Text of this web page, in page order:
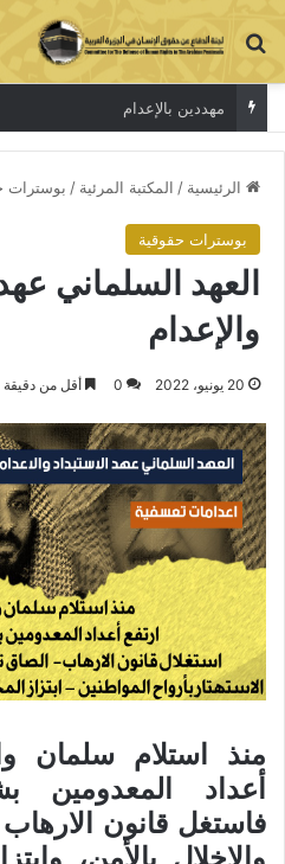
بحث عن
مهددين بالإعدام
الرئيسية / المكتبة المرئية / بوسترات
بوسترات حقوقية
العهد السلماني
والإعدام
20 يونيو، 2022 0 أقل من دقيقة
منذ استلام سلمان
أعداد المعدومين
فاستغل قانون
والاخلال بالأمن،